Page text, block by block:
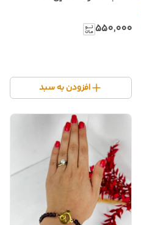
۵۵۰٬۰۰۰
افزودن به سبد